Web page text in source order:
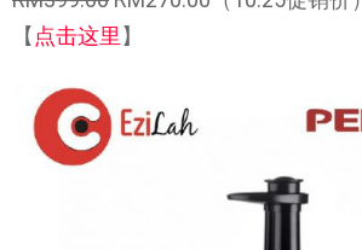
【 点击这里 】